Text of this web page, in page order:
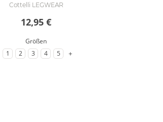
Cottelli LEGWEAR
12,95 €
Größen
zu Größe
1 zu Größe
2 zu Größe
3 zu Größe
4 zu Größe
5 zu weitere Varianten
+